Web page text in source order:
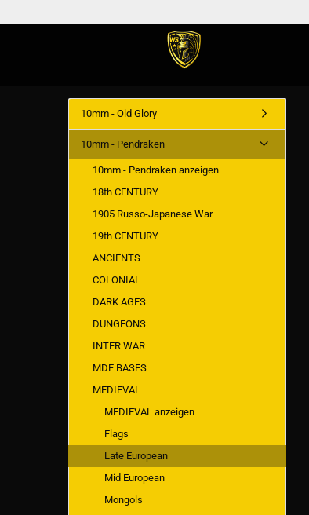
10mm - Old Glory
10mm - Pendraken
10mm - Pendraken anzeigen
18th CENTURY
1905 Russo-Japanese War
19th CENTURY
ANCIENTS
COLONIAL
DARK AGES
DUNGEONS
INTER WAR
MDF BASES
MEDIEVAL
MEDIEVAL anzeigen
Flags
Late European
Mid European
Mongols